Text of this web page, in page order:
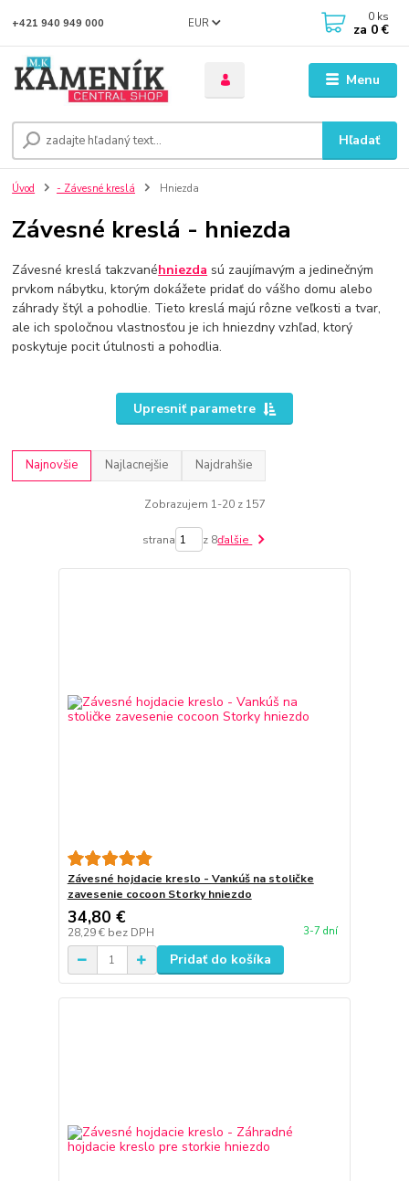
Menu
EUR
Hľadať
+421 940 949 000 0 ks
za 0 €
Úvod - Závesné kreslá Hniezda
Závesné kreslá - hniezda
Závesné kreslá takzvanéhniezda sú zaujímavým a jedinečným
prvkom nábytku, ktorým dokážete pridať do vášho domu alebo
záhrady štýl a pohodlie. Tieto kreslá majú rôzne veľkosti a tvar,
ale ich spoločnou vlastnosťou je ich hniezdny vzhľad, ktorý
poskytuje pocit útulnosti a pohodlia.
Upresniť parametre
Najnovšie Najlacnejšie Najdrahšie
Zobrazujem 1-20 z 157
strana z 8ďalšie
Závesné hojdacie kreslo - Vankúš na stoličke
zavesenie cocoon Storky hniezdo
34,80 €
28,29 € bez DPH 3-7 dní
Pridať do košíka